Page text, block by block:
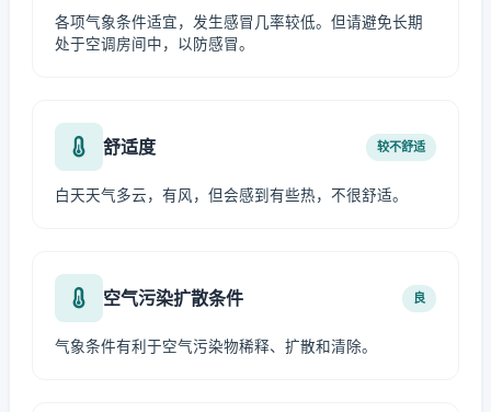
各项气象条件适宜，发生感冒几率较低。但请避免长期
处于空调房间中，以防感冒。
舒适度 较不舒适
白天天气多云，有风，但会感到有些热，不很舒适。
空气污染扩散条件 良
气象条件有利于空气污染物稀释、扩散和清除。